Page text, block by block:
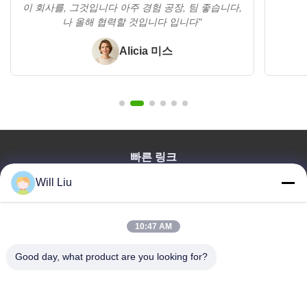
이 회사를, 그것입니다 아주 경험 공장, 팀 좋습니다,
나 올해 협력할 것입니다 입니다"
Alicia 미스
빠른 링크
제품
비디오
블로그
Will Liu
10:47 AM
Good day, what product are you looking for?